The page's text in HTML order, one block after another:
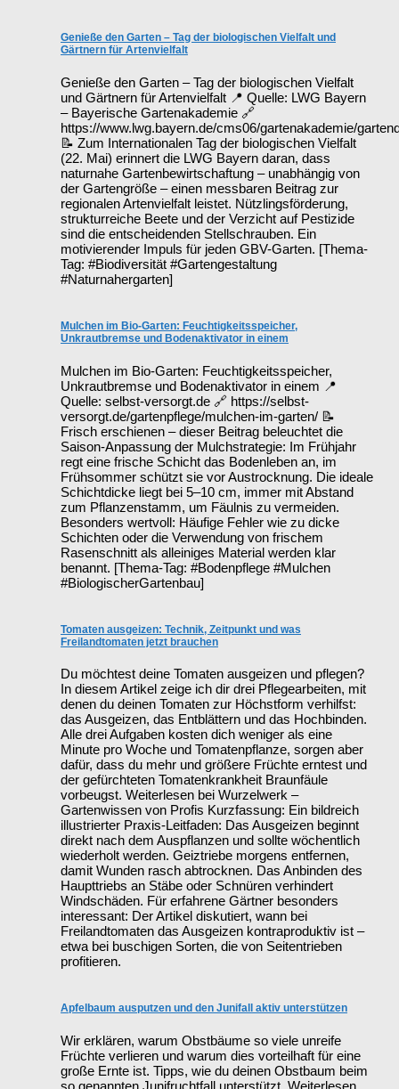
Genieße den Garten – Tag der biologischen Vielfalt und
Gärtnern für Artenvielfalt
Genieße den Garten – Tag der biologischen Vielfalt
und Gärtnern für Artenvielfalt 📍 Quelle: LWG Bayern
– Bayerische Gartenakademie 🔗
https://www.lwg.bayern.de/cms06/gartenakademie/
📝 Zum Internationalen Tag der biologischen Vielfalt
(22. Mai) erinnert die LWG Bayern daran, dass
naturnahe Gartenbewirtschaftung – unabhängig von
der Gartengröße – einen messbaren Beitrag zur
regionalen Artenvielfalt leistet. Nützlingsförderung,
strukturreiche Beete und der Verzicht auf Pestizide
sind die entscheidenden Stellschrauben. Ein
motivierender Impuls für jeden GBV-Garten. [Thema-
Tag: #Biodiversität #Gartengestaltung
#Naturnahergarten]
Mulchen im Bio-Garten: Feuchtigkeitsspeicher,
Unkrautbremse und Bodenaktivator in einem
Mulchen im Bio-Garten: Feuchtigkeitsspeicher,
Unkrautbremse und Bodenaktivator in einem 📍
Quelle: selbst-versorgt.de 🔗 https://selbst-
versorgt.de/gartenpflege/mulchen-im-garten/ 📝
Frisch erschienen – dieser Beitrag beleuchtet die
Saison-Anpassung der Mulchstrategie: Im Frühjahr
regt eine frische Schicht das Bodenleben an, im
Frühsommer schützt sie vor Austrocknung. Die ideale
Schichtdicke liegt bei 5–10 cm, immer mit Abstand
zum Pflanzenstamm, um Fäulnis zu vermeiden.
Besonders wertvoll: Häufige Fehler wie zu dicke
Schichten oder die Verwendung von frischem
Rasenschnitt als alleiniges Material werden klar
benannt. [Thema-Tag: #Bodenpflege #Mulchen
#BiologischerGartenbau]
Tomaten ausgeizen: Technik, Zeitpunkt und was
Freilandtomaten jetzt brauchen
Du möchtest deine Tomaten ausgeizen und pflegen?
In diesem Artikel zeige ich dir drei Pflegearbeiten, mit
denen du deinen Tomaten zur Höchstform verhilfst:
das Ausgeizen, das Entblättern und das Hochbinden.
Alle drei Aufgaben kosten dich weniger als eine
Minute pro Woche und Tomatenpflanze, sorgen aber
dafür, dass du mehr und größere Früchte erntest und
der gefürchteten Tomatenkrankheit Braunfäule
vorbeugst. Weiterlesen bei Wurzelwerk –
Gartenwissen von Profis Kurzfassung: Ein bildreich
illustrierter Praxis-Leitfaden: Das Ausgeizen beginnt
direkt nach dem Auspflanzen und sollte wöchentlich
wiederholt werden. Geiztriebe morgens entfernen,
damit Wunden rasch abtrocknen. Das Anbinden des
Haupttriebs an Stäbe oder Schnüren verhindert
Windschäden. Für erfahrene Gärtner besonders
interessant: Der Artikel diskutiert, wann bei
Freilandtomaten das Ausgeizen kontraproduktiv ist –
etwa bei buschigen Sorten, die von Seitentrieben
profitieren.
Apfelbaum ausputzen und den Junifall aktiv unterstützen
Wir erklären, warum Obstbäume so viele unreife
Früchte verlieren und warum dies vorteilhaft für eine
große Ernte ist. Tipps, wie du deinen Obstbaum beim
so genannten Junifruchtfall unterstützt. Weiterlesen